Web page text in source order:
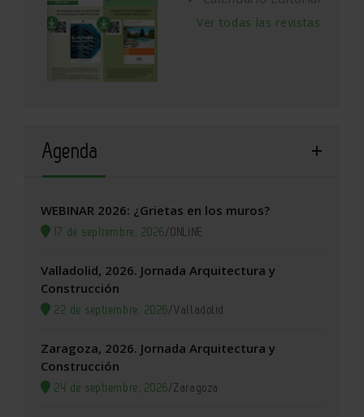
Ver todas las revistas
Agenda
WEBINAR 2026: ¿Grietas en los muros?
17 de septiembre, 2026/ONLINE
Valladolid, 2026. Jornada Arquitectura y
Construcción
22 de septiembre, 2026/Valladolid
Zaragoza, 2026. Jornada Arquitectura y
Construcción
24 de septiembre, 2026/Zaragoza